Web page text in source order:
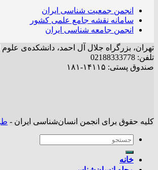
انجمن جمعیت شناسی ایران
سامانه نقشه جامع علمی کشور
انجمن جامعه شناسی ایران
تهران، بزرگراه جلال آل احمد، دانشکده‌ی
تلفن: 02188333778
صندوق پستی: ۱۴۱۱۵-۱۸۱
کلیه حقوق برای انجمن انسان‌شناسی ایران -
خانه